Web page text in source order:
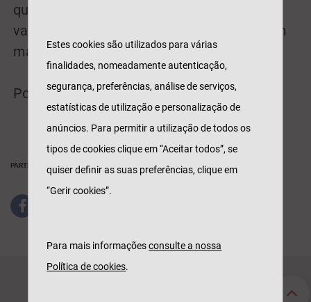
que cada festivaleiro guarde o que mais
valoriza e desfrute dos concertos ainda com
mais tranquilidade.
Porque connosco é tranquilo!
PARTILHAR
Estes cookies são utilizados para várias
finalidades, nomeadamente autenticação,
segurança, preferências, análise de serviços,
estatísticas de utilização e personalização de
anúncios. Para permitir a utilização de todos os
tipos de cookies clique em “Aceitar todos”, se
quiser definir as suas preferências, clique em
“Gerir cookies”.
Para mais informaçõesconsulte a nossa
Política de cookies.